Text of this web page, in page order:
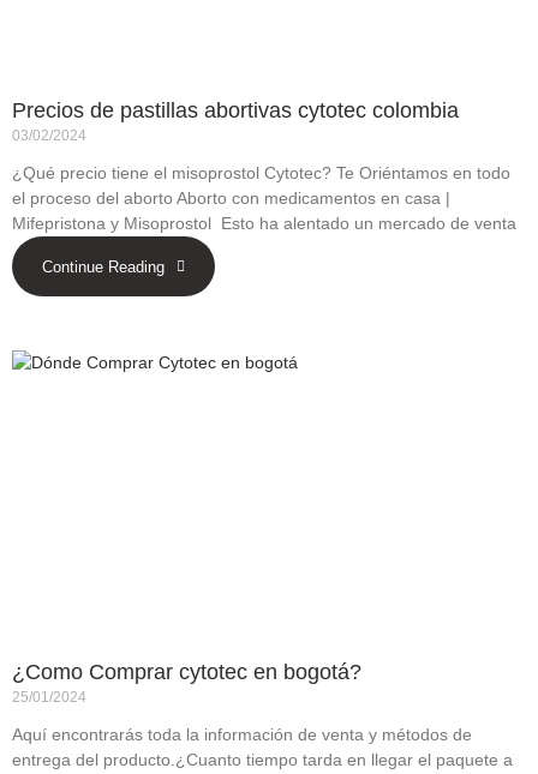
Precios de pastillas abortivas cytotec colombia
03/02/2024
¿Qué precio tiene el misoprostol Cytotec? Te Oriéntamos en todo
el proceso del aborto Aborto con medicamentos en casa |
Mifepristona y Misoprostol Esto ha alentado un mercado de venta
Continue Reading
¿Como Comprar cytotec en bogotá?
25/01/2024
Aquí encontrarás toda la información de venta y métodos de
entrega del producto.¿Cuanto tiempo tarda en llegar el paquete a